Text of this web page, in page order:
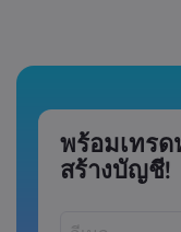
พร้อมเทรด
สร้างบัญชี!